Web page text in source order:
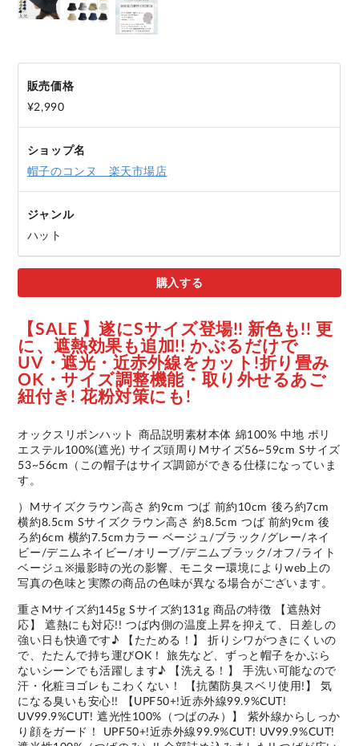
販売価格
¥2,990
ショップ名
帽子のコンヌ　楽天市場店
ジャンル
ハット
購入する
【SALE 】遂にSサイズ登場!! 新色も!! 更
に、遮熱効果も追加!! かぶるだけで
UV・遮光・近赤外線をカット!折り畳み
OK・サイズ調整機能・取り外せるあご
紐付き! 花粉対策にも!
オックスリボンハット 商品説明素材本体 綿100% 中地 ポリ
エステル100%(遮光) サイズ頭周りMサイズ56~59cm Sサイズ
53~56cm（この帽子はサイズ調節ができる仕様になっていま
す。
）Mサイズクラウン高さ 約9cm つば 前約10cm 後ろ約7cm
横約8.5cm Sサイズクラウン高さ 約8.5cm つば 前約9cm 後
ろ約6cm 横約7.5cmカラー ベージュ/ブラック/グレー/ネイ
ビー/デニムネイビー/オリーブ/デニムブラック/オフ/ライト
ベージュ※撮影時の光の影響、モニター環境によりweb上の
写真の色味と実際の商品の色味が異なる場合がございます。
重さMサイズ約145g Sサイズ約131g 商品の特徴 【遮熱対
応】 遮熱にも対応!! つば内側の温度上昇を抑えて、日差しの
強い日も快適です♪ 【たためる！】 折りシワがつきにくいの
で、たたんで持ち運びOK！ 旅先など、ずっと帽子をかぶら
ないシーンでも活躍します♪ 【洗える！】 手洗い可能なので
汗・化粧ヨゴレもこわくない！ 【抗菌防臭スベリ使用!】 気
になる臭いも安心!! 【UPF50+!近赤外線99.9%CUT!
UV99.9%CUT! 遮光性100%（つばのみ）】 紫外線からしっか
り顔をガード！ UPF50+!近赤外線99.9%CUT! UV99.9%CUT!